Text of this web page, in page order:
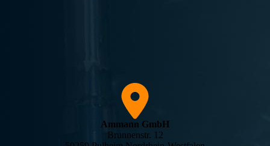
Ammann GmbH
Brunnenstr. 12